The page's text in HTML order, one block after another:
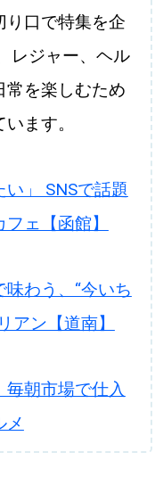
り口で特集を企
レジャー、ヘル
常を楽しむため
ます。
い」 SNSで話題
ェ【函館】
わう、“今いち
アン【道南】
毎朝市場で仕入
メ